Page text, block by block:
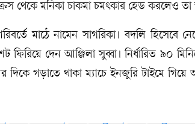
থেকে মনিকা চাকমা চমৎকার হেড করলেও তা
মাঠে নামেন সাগরিকা। বদলি হিসেবে
ফিরিয়ে দেন আঞ্জিলা সুব্বা। নির্ধারিত ৯০
গড়াতে থাকা ম্যাচে ইনজুরি টাইমে গিয়ে